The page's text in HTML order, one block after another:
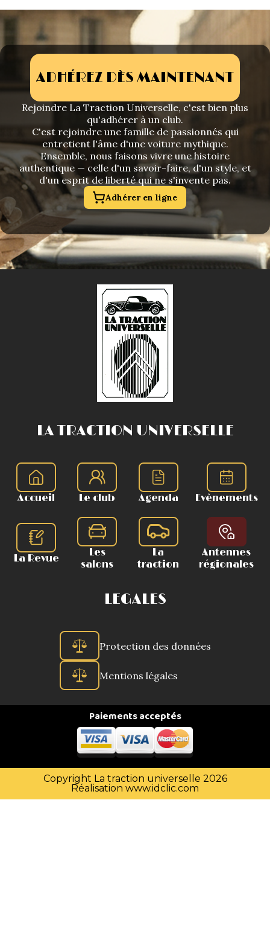
ADHÉREZ DÈS MAINTENANT
Rejoindre La Traction Universelle, c'est bien plus
qu'adhérer à un club.
C'est rejoindre une famille de passionnés qui
entretient l'âme d'une voiture mythique.
Ensemble, nous faisons vivre une histoire
authentique — celle d'un savoir-faire, d'un style, et
d'un esprit de liberté qui ne s'invente pas.
Adhérer en ligne
LA TRACTION UNIVERSELLE
Accueil Le club Agenda Evènements
La Revue
Les
salons
La
traction
Antennes
régionales
LEGALES
Protection des données
Mentions légales
Paiements acceptés
Copyright La traction universelle 2026
Réalisation www.idclic.com